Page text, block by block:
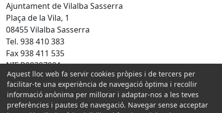
Ajuntament de Vilalba Sasserra
Plaça de la Vila, 1
08455 Vilalba Sasserra
Tel. 938 410 383
Fax 938 411 535
NIF P0830700A
Amb la col·laboració de:
Aquest lloc web fa servir cookies pròpies i de tercers per
facilitar-te una experiència de navegació òptima i recollir
informació anònima per millorar i adaptar-nos a les teves
preferències i pautes de navegació. Navegar sense acceptar